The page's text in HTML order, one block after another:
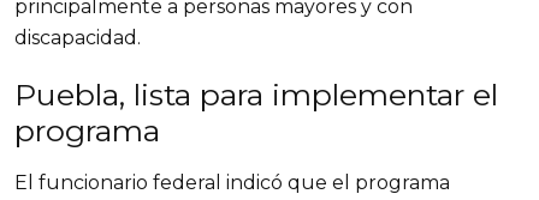
principalmente a personas mayores y con
discapacidad.
Puebla, lista para implementar el
programa
El funcionario federal indicó que el programa